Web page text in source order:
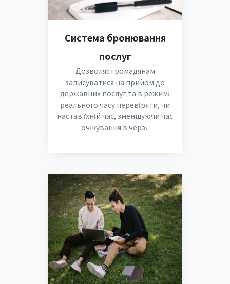
Система бронювання
послуг
Дозволяє громадянам
записуватися на прийом до
державних послуг та в режимі
реального часу перевіряти, чи
настав їхній час, зменшуючи час
очікування в черзі.